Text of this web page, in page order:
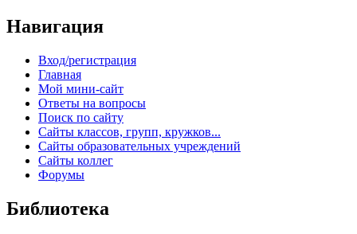
Навигация
Вход/регистрация
Главная
Мой мини-сайт
Ответы на вопросы
Поиск по сайту
Сайты классов, групп, кружков...
Сайты образовательных учреждений
Сайты коллег
Форумы
Библиотека